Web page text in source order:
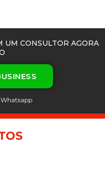
UM CONSULTOR AGORA